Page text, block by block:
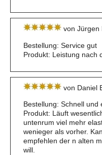
von Jürgen
Bestellung: Service gut
Produkt: Leistung nach
von Daniel
Bestellung: Schnell und
Produkt: Läuft
untenrum viel mehr
wenieger als vorher.
empfehlen der n alten
will.